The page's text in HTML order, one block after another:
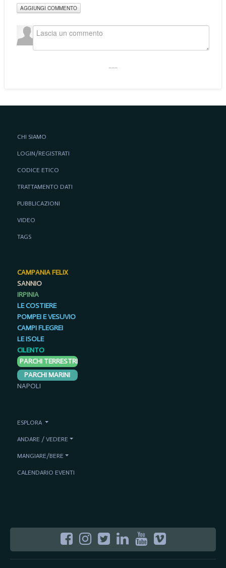
AGGIUNGI COMMENTO
CHI SIAMO
LOGIN/REGISTRATI
CODICE ETICO
TRATTAMENTO DATI
PUBBLICAZIONI
VIDEO
TAGS
CAMPANIA FELIX
SANNIO
IRPINIA
LE COSTIERE
POMPEI E VESUVIO
CAMPI FLEGREI
LE ISOLE
CILENTO
PARCHI TERRESTRI
PARCHI MARINI
NAPOLI
ESPLORA
ANDARE / VEDERE
MANGIARE/BERE
CALENDARIO EVENTI